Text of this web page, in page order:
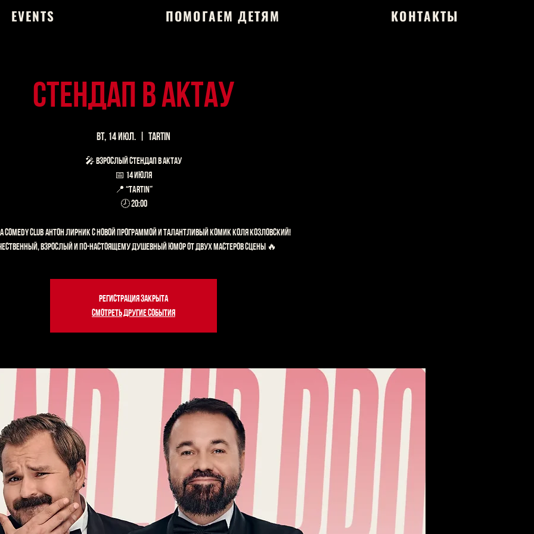
EVENTS ПОМОГАЕМ ДЕТЯМ КОНТАКТЫ
СТЕНДАП В АКТАУ
вт, 14 июл. Tartin
🎤 ВЗРОСЛЫЙ СТЕНДАП В АКТАУ
📅 14 июля
📍 “Tartin”
🕗 20:00
Comedy Club Антон Лирник с новой программой и талантливый комик Коля Козловский!
взрослый и по-настоящему душевный юмор от двух мастеров сцены 🔥
Регистрация закрыта
Смотреть другие события